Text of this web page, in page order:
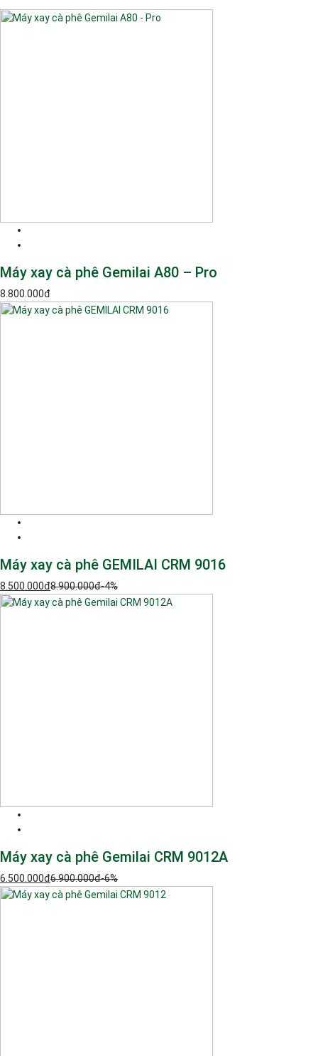
Máy xay cà phê Gemilai A80 – Pro
8.800.000đ
Máy xay cà phê GEMILAI CRM 9016
8.500.000đ8.900.000đ-4%
Máy xay cà phê Gemilai CRM 9012A
6.500.000đ6.900.000đ-6%